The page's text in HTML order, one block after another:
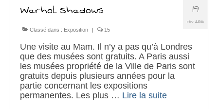
19
FÉV 2016
Warhol Shadows
Classé dans : Exposition | 15
Une visite au Mam. Il n’y a pas qu’à Londres
que des musées sont gratuits. A Paris aussi
les musées propriété de la Ville de Paris sont
gratuits depuis plusieurs années pour la
partie concernant les expositions
permanentes. Les plus … Lire la suite­­